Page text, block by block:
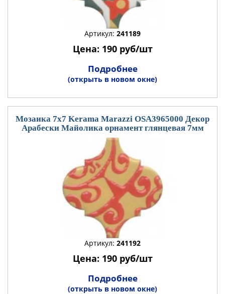
Артикул: 241189
Цена: 190 руб/шт
Подробнее
(открыть в новом окне)
Мозаика 7x7 Kerama Marazzi OSA3965000 Декор
Арабески Майолика орнамент глянцевая 7мм
Артикул: 241192
Цена: 190 руб/шт
Подробнее
(открыть в новом окне)